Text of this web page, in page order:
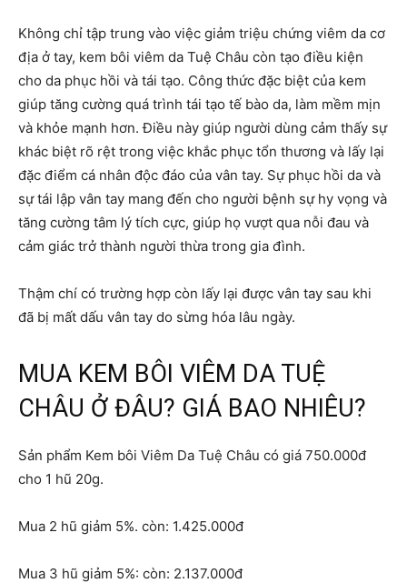
Không chỉ tập trung vào việc giảm triệu chứng viêm da cơ
địa ở tay, kem bôi viêm da Tuệ Châu còn tạo điều kiện
cho da phục hồi và tái tạo. Công thức đặc biệt của kem
giúp tăng cường quá trình tái tạo tế bào da, làm mềm mịn
và khỏe mạnh hơn. Điều này giúp người dùng cảm thấy sự
khác biệt rõ rệt trong việc khắc phục tổn thương và lấy lại
đặc điểm cá nhân độc đáo của vân tay. Sự phục hồi da và
sự tái lập vân tay mang đến cho người bệnh sự hy vọng và
tăng cường tâm lý tích cực, giúp họ vượt qua nỗi đau và
cảm giác trở thành người thừa trong gia đình.
Thậm chí có trường hợp còn lấy lại được vân tay sau khi
đã bị mất dấu vân tay do sừng hóa lâu ngày.
MUA KEM BÔI VIÊM DA TUỆ
CHÂU Ở ĐÂU? GIÁ BAO NHIÊU?
Sản phẩm Kem bôi Viêm Da Tuệ Châu có giá 750.000đ
cho 1 hũ 20g.
Mua 2 hũ giảm 5%. còn: 1.425.000đ
Mua 3 hũ giảm 5%: còn: 2.137.000đ